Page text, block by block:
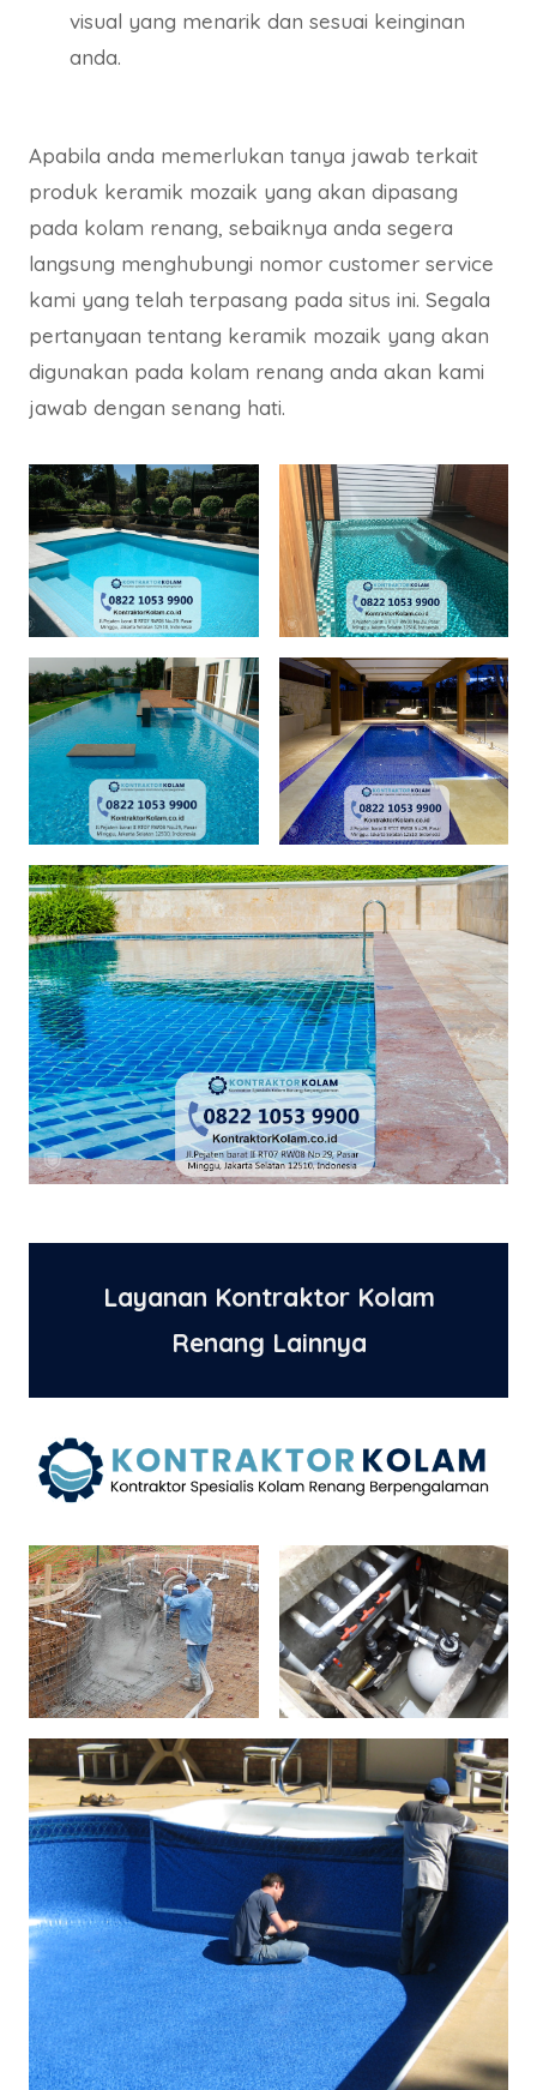
visual yang menarik dan sesuai keinginan
anda.
Apabila anda memerlukan tanya jawab terkait
produk keramik mozaik yang akan dipasang
pada kolam renang, sebaiknya anda segera
langsung menghubungi nomor customer service
kami yang telah terpasang pada situs ini. Segala
pertanyaan tentang keramik mozaik yang akan
digunakan pada kolam renang anda akan kami
jawab dengan senang hati.
Layanan Kontraktor Kolam
Renang Lainnya